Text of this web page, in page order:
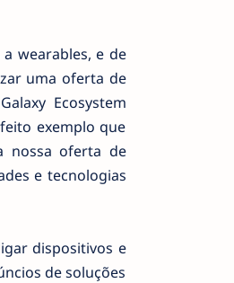
wearables, e de
uma oferta de
Ecosystem
exemplo que
nossa oferta de
e tecnologias
dispositivos e
de soluções